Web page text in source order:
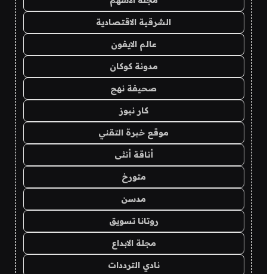
الشرقية الاقتصادية
عالم الايفون
مدونة كوكان
صحيفة نهج
كار نيوز
موقع خبرة التقني
أناقة أنثى
متورخ
مدسن
روتانا تسويق
مجلة الابداع
نادي الترددات